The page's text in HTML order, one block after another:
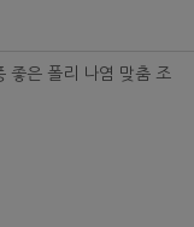
좋은 폴리 나염 맞춤 조